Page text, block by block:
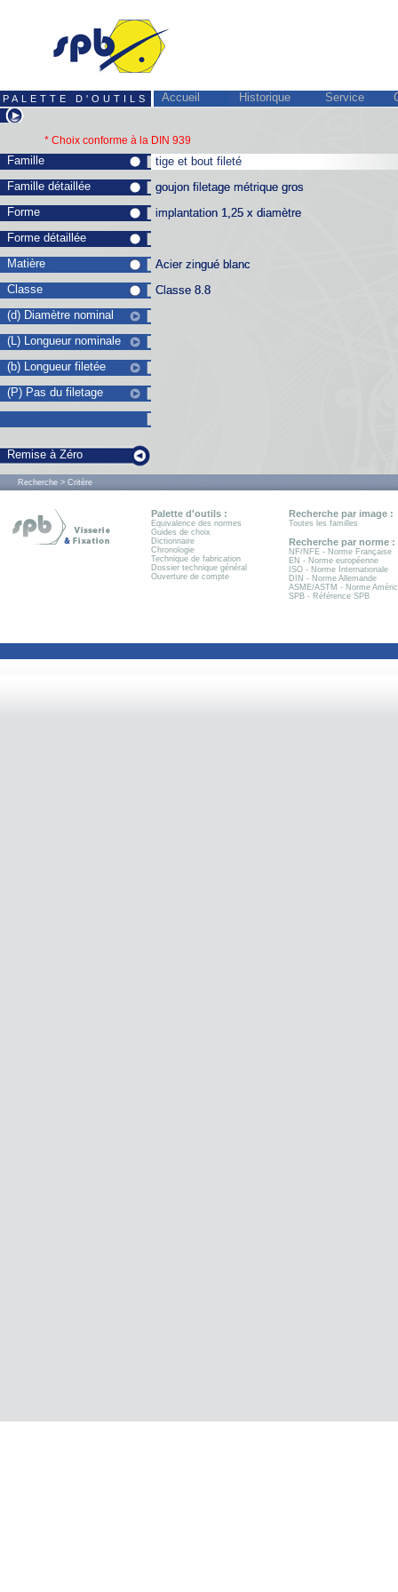
PALETTE D'OUTILS Accueil Historique Service
* Choix conforme à la DIN 939
Famille
Famille détaillée
Forme
Forme détaillée
Matière
Classe
(d) Diamètre nominal
(L) Longueur nominale
(b) Longueur filetée
(P) Pas du filetage
Remise à Zéro
tige et bout fileté
goujon filetage métrique gros
implantation 1,25 x diamètre
Acier zingué blanc
Classe 8.8
tige et bout fileté
goujon filetage métrique gros
implantation 1,25 x diamètre
Acier zingué blanc
Classe 8.8
Recherche > Critère
Palette d'outils :
Equivalence des normes
Guides de choix
Dictionnaire
Chronologie
Technique de fabrication
Dossier technique général
Ouverture de compte
Recherche par image :
Toutes les familles
Recherche par norme :
NF/NFE - Norme Française
EN - Norme européenne
ISO - Norme Internationale
DIN - Norme Allemande
ASME/ASTM - Norme
SPB - Référence SPB